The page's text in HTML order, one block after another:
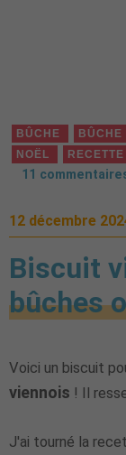
BÛCHE BÛCHE
NOËL
RECETTE
11
12 décembre
Biscuit
bûches
Voici un biscuit
viennois ! Il
J'ai tourné la